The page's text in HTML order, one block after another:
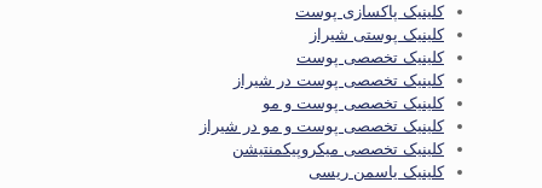
کلینیک پاکسازی پوست
کلینیک پوستی شیراز
کلینیک تخصصی پوست
کلینیک تخصصی پوست در شیراز
کلینیک تخصصی پوست و مو
کلینیک تخصصی پوست و مو در شیراز
کلینیک تخصصی میکروپیکمنتیشن
کلینیک یاسمن ریسی